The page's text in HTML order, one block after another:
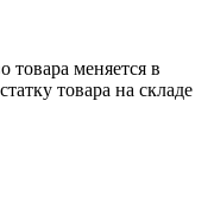
товара меняется в
товара на складе